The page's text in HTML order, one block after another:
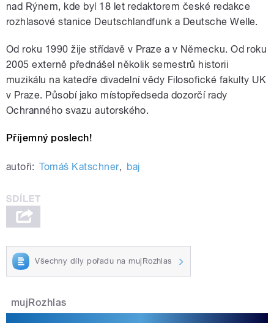
nad Rýnem, kde byl 18 let redaktorem české redakce
rozhlasové stanice Deutschlandfunk a Deutsche Welle.
Od roku 1990 žije střídavě v Praze a v Německu. Od roku
2005 externě přednášel několik semestrů historii
muzikálu na katedře divadelní vědy Filosofické fakulty UK
v Praze. Působí jako místopředseda dozorčí rady
Ochranného svazu autorského.
Příjemný poslech!
autoři: Tomáš Katschner, baj
Všechny díly pořadu na mujRozhlas
mujRozhlas